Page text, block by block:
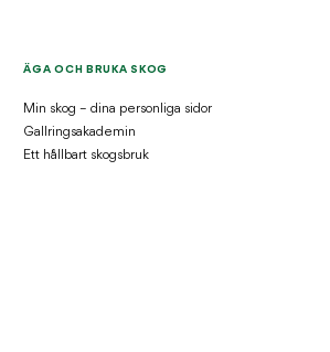
ÄGA OCH BRUKA SKOG
Min skog – dina personliga sidor
Gallringsakademin
Ett hållbart skogsbruk